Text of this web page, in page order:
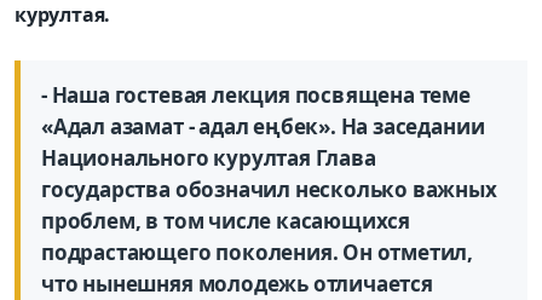
курултая.
- Наша гостевая лекция посвящена теме
«Адал азамат - адал еңбек». На заседании
Национального курултая Глава
государства обозначил несколько важных
проблем, в том числе касающихся
подрастающего поколения. Он отметил,
что нынешняя молодежь отличается